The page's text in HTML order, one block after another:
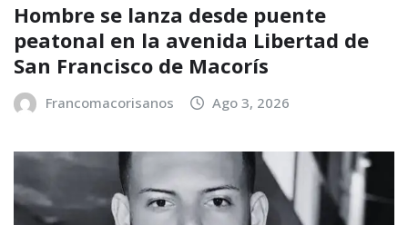
Hombre se lanza desde puente
peatonal en la avenida Libertad de
San Francisco de Macorís
Francomacorisanos Ago 3, 2026